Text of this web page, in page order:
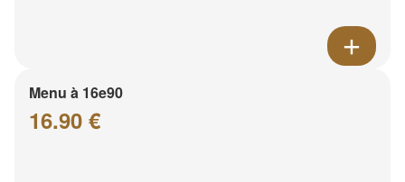
Menu à 16e90
16.90 €